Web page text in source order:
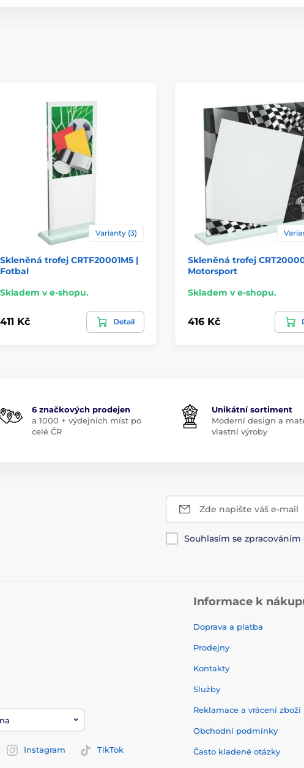
Varianty (3)
Skleněná trofej CRTF20001M5 |
Fotbal
Skladem v e-shopu.
411 Kč Detail
Skleněná trofej
Motorsport
Skladem v e-shopu.
416 Kč
6 značkových prodejen
a 1000 + výdejních míst po
celé ČR
Unikátní sortiment
Moderní design a
vlastní výroby
Zde napište váš e-mail
Souhlasím se zpracováním
Instagram
TikTok
Informace k
Doprava a platba
Prodejny
Kontakty
Služby
Reklamace a vrácení zboží
Obchodní podmínky
Často kladené otázky